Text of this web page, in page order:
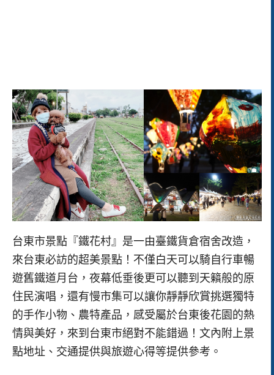
台東市景點『鐵花村』是一由臺鐵貨倉宿舍改造，
來台東必訪的超美景點！不僅白天可以騎自行車暢
遊舊鐵道月台，夜幕低垂後更可以聽到天籟般的原
住民演唱，還有慢市集可以讓你靜靜欣賞挑選獨特
的手作小物、農特產品，感受屬於台東後花園的熱
情與美好，來到台東市絕對不能錯過！文內附上景
點地址、交通提供與旅遊心得等提供參考。